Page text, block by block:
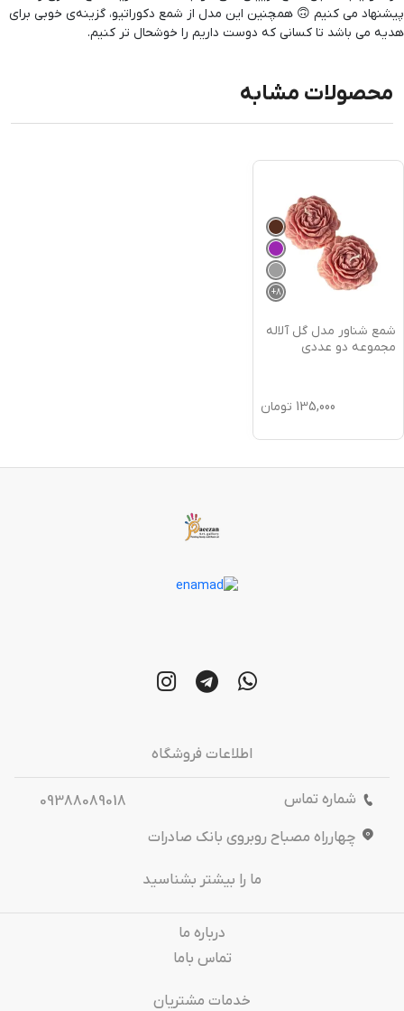
پیشنهاد می‌ کنیم 🙃 همچنین این مدل از شمع‌ دکوراتیو، گزینه‌ی خوبی برای
هدیه می باشد تا کسانی که دوست داریم را خوشحال تر کنیم.
محصولات مشابه
8
+
شمع شناور مدل گل آلاله
مجموعه دو عددی
135,000 تومان
اطلاعات فروشگاه
شماره تماس
09388089018
چهارراه مصباح روبروی بانک صادرات
ما را بیشتر بشناسید
درباره‌ ما
تماس باما
خدمات مشتریان